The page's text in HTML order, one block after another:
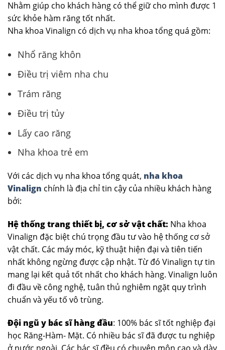
Nhằm giúp cho khách hàng có thể giữ cho mình được 1
sức khỏe hàm răng tốt nhất.
Nha khoa Vinalign có dịch vụ nha khoa tổng quá gồm:
Nhổ răng khôn
Điều trị viêm nha chu
Trám răng
Điều trị tủy
Lấy cao răng
Nha khoa trẻ em
Với các dịch vụ nha khoa tổng quát, nha khoa
Vinalign chính là địa chỉ tin cậy của nhiều khách hàng
bởi:
Hệ thống trang thiết bị, cơ sở vật chất: Nha khoa
Vinalign đặc biệt chú trọng đầu tư vào hệ thống cơ sở
vật chất. Các máy móc, kỹ thuật hiện đại và tiên tiến
nhất không ngừng được cập nhật. Từ đó Vinalign tự tin
mang lại kết quả tốt nhất cho khách hàng. Vinalign luôn
đi đầu về công nghệ, tuân thủ nghiêm ngặt quy trình
chuẩn và yếu tố vô trùng.
Đội ngũ y bác sĩ hàng đầu: 100% bác sĩ tốt nghiệp đại
học Răng-Hàm- Mặt. Có nhiều bác sĩ đã được tu nghiệp